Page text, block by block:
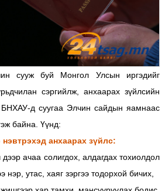
сууж буй Монгол Улсын иргэдийг
сэргийлж, анхаарах зүйлсийн
д суугаа Элчин сайдын яамнаас
байна. Үүнд:
анхаарах зүйлс:
ачаа солигдох, алдагдах тохиолдол
нэр, утас, хаяг зэргээ тодорхой бичих,